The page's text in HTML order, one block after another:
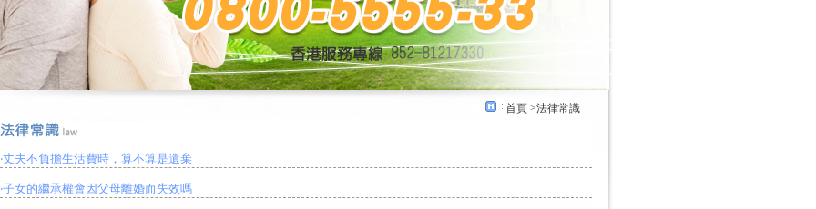
首頁 >法律常識
‧丈夫不負擔生活費時，算不算是遺棄
‧子女的繼承權會因父母離婚而失效嗎